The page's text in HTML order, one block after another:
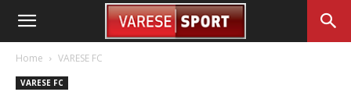
Home VARESE FC
VARESE FC